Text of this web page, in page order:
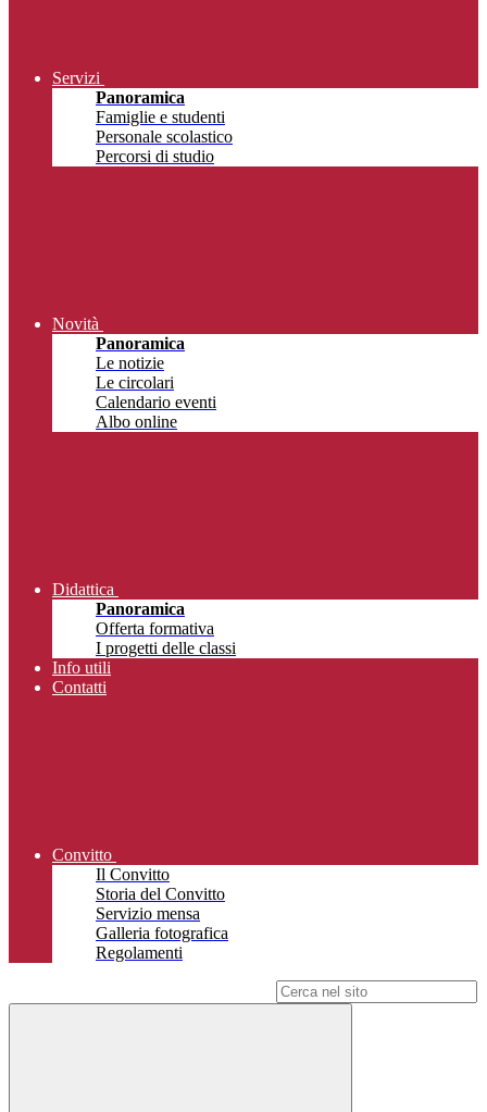
Servizi
Panoramica
Famiglie e studenti
Personale scolastico
Percorsi di studio
Novità
Panoramica
Le notizie
Le circolari
Calendario eventi
Albo online
Didattica
Panoramica
Offerta formativa
I progetti delle classi
Info utili
Contatti
Convitto
Il Convitto
Storia del Convitto
Servizio mensa
Galleria fotografica
Regolamenti